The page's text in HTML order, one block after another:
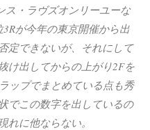
ス・ラヴズオンリーユーな
が今年の東京開催から出
定できないが、それにして
け出してからの上がり2Fを
ップでまとめている点も秀
でこの数字を出しているの
れに他ならない。